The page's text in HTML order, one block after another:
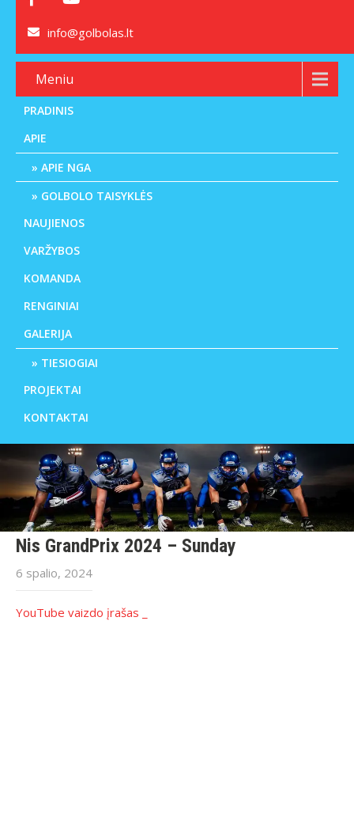
info@golbolas.lt
Meniu
PRADINIS
APIE
APIE NGA
GOLBOLO TAISYKLĖS
NAUJIENOS
VARŽYBOS
KOMANDA
RENGINIAI
GALERIJA
TIESIOGIAI
PROJEKTAI
KONTAKTAI
Nis GrandPrix 2024 – Sunday
6 spalio, 2024
YouTube vaizdo įrašas _